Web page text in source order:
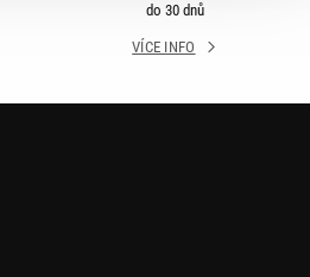
do 30 dnů
VÍCE INFO